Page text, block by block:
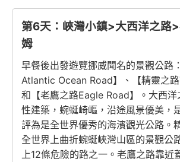
第6天：峽灣小鎮>大西洋之路
姆
早餐後出發遊覽挪威聞名的景觀公路
Atlantic Ocean Road】、【精靈之路
和【老鷹之路Eagle Road】。大西
性建築，蜿蜒崎嶇，沿途風景優美，
評為是全世界優秀的海濱觀光公路。
全世界上曲折蜿蜒峽灣山區的景觀公
上12條危險的路之一。老鷹之路靠近